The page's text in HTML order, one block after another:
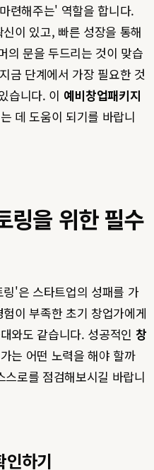
련해주는' 역할을 합니다.
이 있고, 빠른 성장을 통해
의 문을 두드리는 것이 맞습
금 단계에서 가장 필요한 것
습니다. 이 예비창업패키지
데 도움이 되기를 바랍니
링을 위한 필수
'은 스타트업의 성패를 가
이 부족한 초기 창업가에게
와도 같습니다. 성공적인 창
는 어떤 노력을 해야 할까
로를 점검해보시길 바랍니
인하기